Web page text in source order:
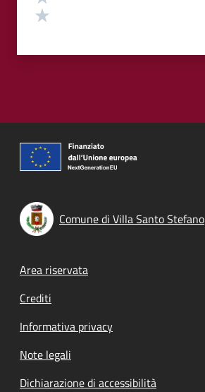
Comune di Villa Santo Stefano
Footer menu
Area riservata
Crediti
Informativa privacy
Note legali
Dichiarazione di accessibilità